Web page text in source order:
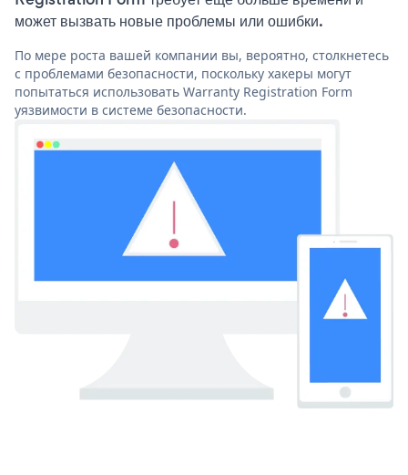
может вызвать новые проблемы или ошибки.
По мере роста вашей компании вы, вероятно, столкнетесь
с проблемами безопасности, поскольку хакеры могут
попытаться использовать Warranty Registration Form
уязвимости в системе безопасности.